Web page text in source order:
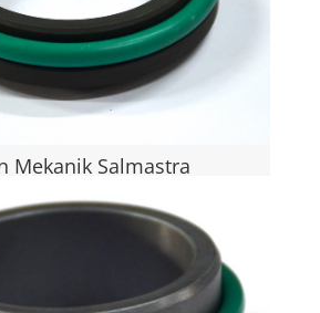
Mekanik Salmastra